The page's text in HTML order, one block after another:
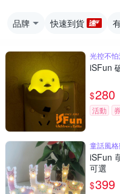
品牌 快速到貨
光控不
iSFun
$280
活動 券
童話風
iSFun
可選
$399